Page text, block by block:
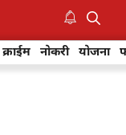
क्राईम नोकरी योजना